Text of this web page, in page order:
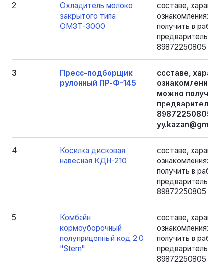
2
Охладитель молоко
закрытого типа
ОМЗТ-3000
составе,
ознакомления:
получить в
предварительно
89872250805 -
3
Пресс-подборщик
рулонный ПР-Ф-145
составе,
можно
89872250805 -
4
Косилка дисковая
навесная КДН-210
составе,
ознакомления:
получить в
предварительно
89872250805 -
5
Комбайн
кормоуборочный
полуприцепный код 2.0
"Stern"
составе,
ознакомления:
получить в
предварительно
89872250805 -